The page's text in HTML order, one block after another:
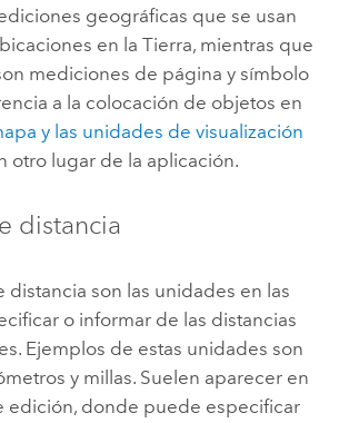
geográficas que se usan
en la Tierra, mientras que
mediciones de página y símbolo
a la colocación de objetos en
y las unidades de visualización
otro lugar de la aplicación.
distancia
distancia son las unidades en las
o informar de las distancias
Ejemplos de estas unidades son
y millas. Suelen aparecer en
edición, donde puede especificar